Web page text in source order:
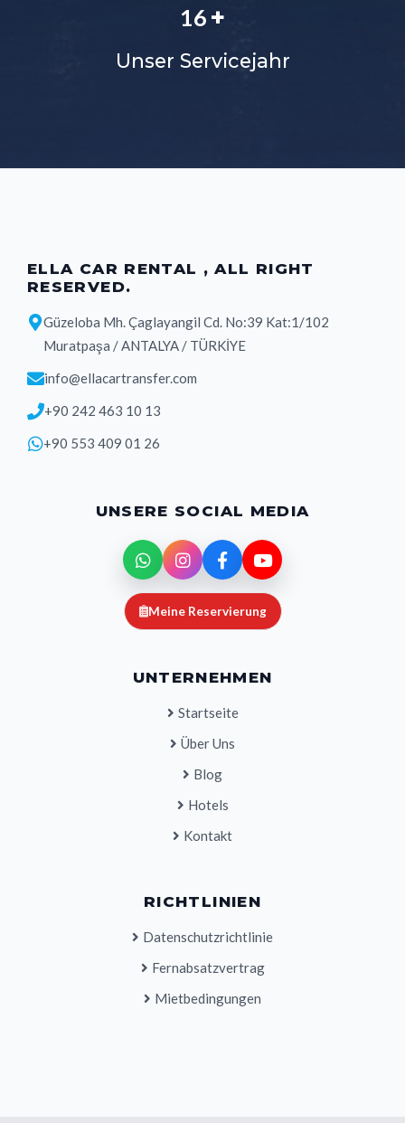
18 +
Unser Servicejahr
ELLA CAR RENTAL , ALL RIGHT
RESERVED.
Güzeloba Mh. Çaglayangil Cd. No:39 Kat:1/102
Muratpaşa / ANTALYA / TÜRKİYE
info@ellacartransfer.com
+90 242 463 10 13
+90 553 409 01 26
UNSERE SOCIAL MEDIA
Meine Reservierung
UNTERNEHMEN
Startseite
Über Uns
Blog
Hotels
Kontakt
RICHTLINIEN
Datenschutzrichtlinie
Fernabsatzvertrag
Mietbedingungen